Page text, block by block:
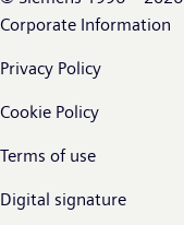
Corporate Information
Privacy Policy
Cookie Policy
Terms of use
Digital signature